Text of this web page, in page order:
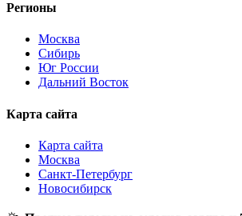
Регионы
Москва
Сибирь
Юг России
Дальний Восток
Карта сайта
Карта сайта
Москва
Санкт-Петербург
Новосибирск